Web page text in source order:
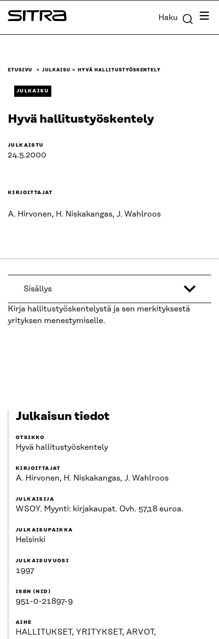
Siirry
suoraan
Sitra Haku
ETUSIVU JULKAISU HYVÄ HALLITUSTYÖSKENTELY
JULKAISU
Hyvä hallitustyöskentely
JULKAISTU
24.5.2000
KIRJOITTAJAT
A. Hirvonen, H. Niskakangas, J. Wahlroos
Sisällys
Kirja hallitustyöskentelystä ja sen merkityksestä
yrityksen menestymiselle.
Julkaisun tiedot
OTSIKKO
Hyvä hallitustyöskentely
KIRJOITTAJAT
A. Hirvonen, H. Niskakangas, J. Wahlroos
JULKAISIJA
WSOY. Myynti: kirjakaupat. Ovh. 57,18 euroa.
JULKAISUPAIKKA
Helsinki
JULKAISUVUOSI
1997
ISBN (NID)
951-0-21897-9
AIHE
HALLITUKSET, YRITYKSET, ARVOT,